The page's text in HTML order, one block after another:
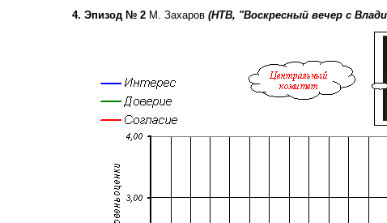
4. Эпизод № 2 М. Захаров (НТВ, "Воскресный вечер с